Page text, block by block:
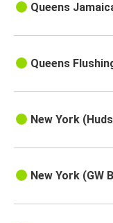
Queens
Queens
New York
New York (GW